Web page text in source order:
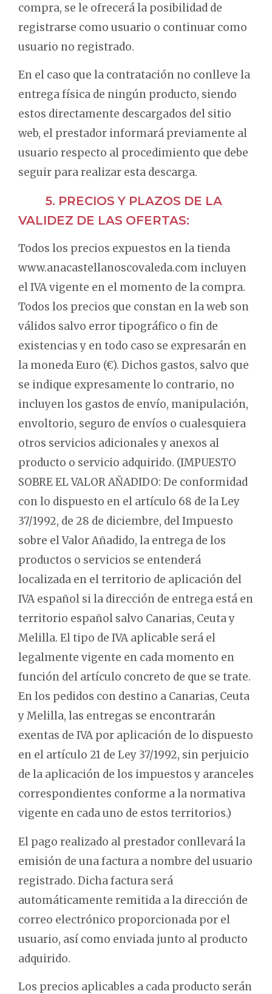
compra, se le ofrecerá la posibilidad de
registrarse como usuario o continuar como
usuario no registrado.
En el caso que la contratación no conlleve la
entrega física de ningún producto, siendo
estos directamente descargados del sitio
web, el prestador informará previamente al
usuario respecto al procedimiento que debe
seguir para realizar esta descarga.
5. PRECIOS Y PLAZOS DE LA
VALIDEZ DE LAS OFERTAS:
Todos los precios expuestos en la tienda
www.anacastellanoscovaleda.com incluyen
el IVA vigente en el momento de la compra.
Todos los precios que constan en la web son
válidos salvo error tipográfico o fin de
existencias y en todo caso se expresarán en
la moneda Euro (€). Dichos gastos, salvo que
se indique expresamente lo contrario, no
incluyen los gastos de envío, manipulación,
envoltorio, seguro de envíos o cualesquiera
otros servicios adicionales y anexos al
producto o servicio adquirido. (IMPUESTO
SOBRE EL VALOR AÑADIDO: De conformidad
con lo dispuesto en el artículo 68 de la Ley
37/1992, de 28 de diciembre, del Impuesto
sobre el Valor Añadido, la entrega de los
productos o servicios se entenderá
localizada en el territorio de aplicación del
IVA español si la dirección de entrega está en
territorio español salvo Canarias, Ceuta y
Melilla. El tipo de IVA aplicable será el
legalmente vigente en cada momento en
función del artículo concreto de que se trate.
En los pedidos con destino a Canarias, Ceuta
y Melilla, las entregas se encontrarán
exentas de IVA por aplicación de lo dispuesto
en el artículo 21 de Ley 37/1992, sin perjuicio
de la aplicación de los impuestos y aranceles
correspondientes conforme a la normativa
vigente en cada uno de estos territorios.)
El pago realizado al prestador conllevará la
emisión de una factura a nombre del usuario
registrado. Dicha factura será
automáticamente remitida a la dirección de
correo electrónico proporcionada por el
usuario, así como enviada junto al producto
adquirido.
Los precios aplicables a cada producto serán